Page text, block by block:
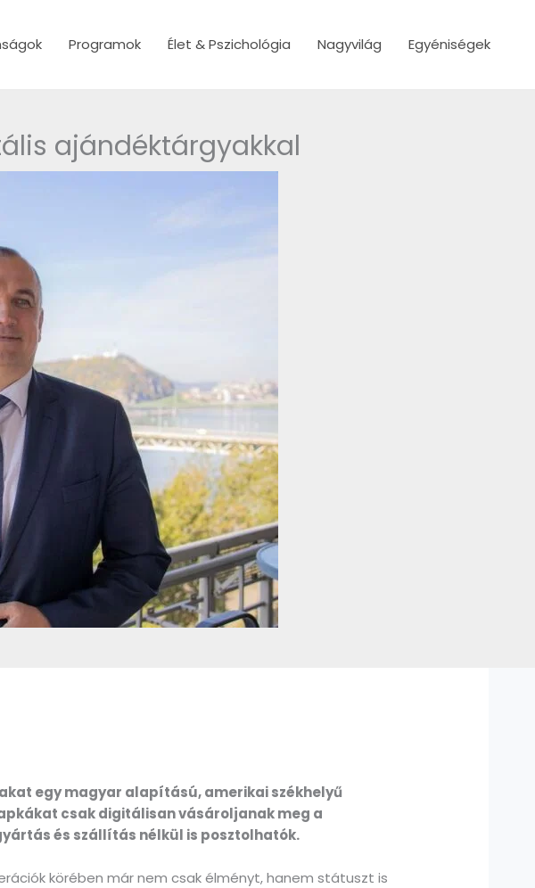
Programok Élet & Pszichológia Nagyvilág Egyéniségek
ajándéktárgyakkal
egy magyar alapítású, amerikai székhelyű
csak digitálisan vásároljanak meg a
és szállítás nélkül is posztolhatók.
körében már nem csak élményt, hanem státuszt is